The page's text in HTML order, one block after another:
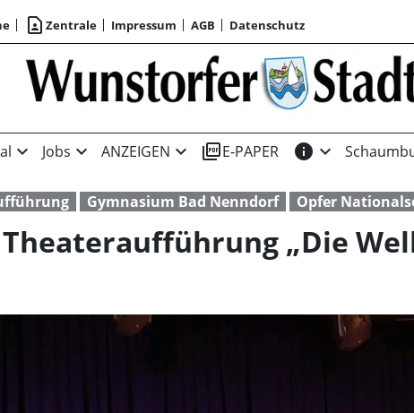
contact_page Zentrale Impressum AGB Datenschutz
expand_more Jobs expand_more ANZEIGEN expand_more picture_as_pdfE-PAPER info expand_more
Gymnasium Bad Nenndorf Opfer
„Die